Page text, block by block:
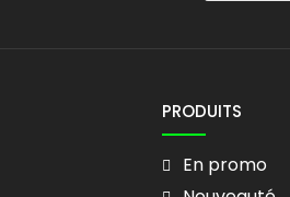
PRODUITS
En promo